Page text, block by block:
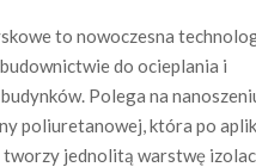
to nowoczesna
do ocieplania i
Polega na
poliuretanowej, która po
tworzy jednolitą warstwę